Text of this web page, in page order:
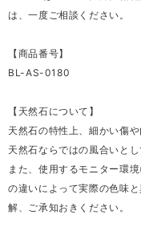
は、一度ご相談ください。
【商品番号】
BL-AS-0180
【天然石について】
天然石の特性上、細かい傷
天然石ならではの風合いと
また、使用するモニター環
の違いによって実際の色味
解、ご承知おきください。